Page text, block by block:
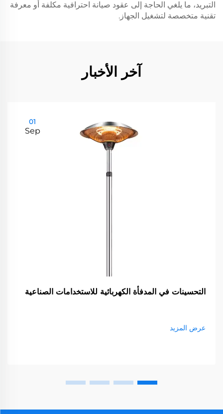
التبريد، ما يلغي الحاجة إلى عقود صيانة احترافية مكلفة أو معرفة
تقنية متخصصة لتشغيل الجهاز.
آخر الأخبار
01
Sep
التحسينات في المدفأة الكهربائية للاستخدامات الصناعية
عرض المزيد